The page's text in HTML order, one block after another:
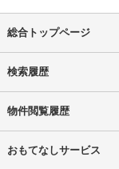
総合トップページ
検索履歴
物件閲覧履歴
おもてなしサービス